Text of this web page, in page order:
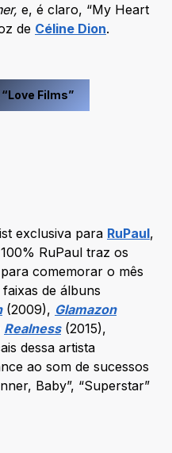
e, é claro, “My Heart
de Céline Dion.
Films”
exclusiva para RuPaul,
RuPaul traz os
comemorar o mês
de álbuns
(2009), Glamazon
Realness (2015),
dessa artista
ao som de sucessos
Baby”, “Superstar”